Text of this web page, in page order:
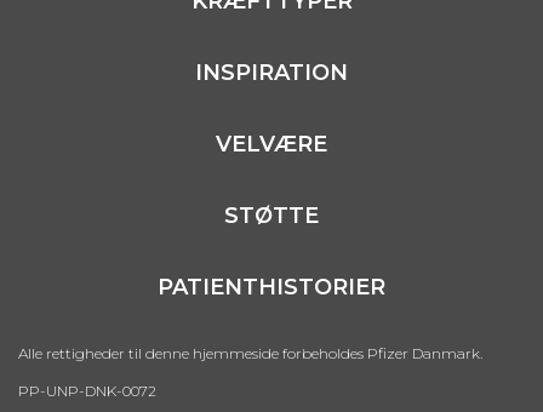
INSPIRATION
VELVÆRE
STØTTE
PATIENTHISTORIER
Alle rettigheder til denne hjemmeside forbeholdes Pfizer Danmark.
PP-UNP-DNK-0072